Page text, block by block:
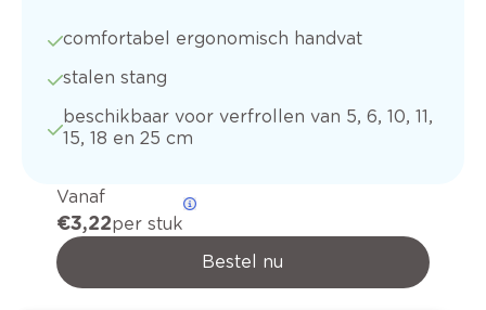
comfortabel ergonomisch handvat
stalen stang
beschikbaar voor verfrollen van 5, 6, 10, 11,
15, 18 en 25 cm
Vanaf
€ 3,22per stuk
Bestel nu